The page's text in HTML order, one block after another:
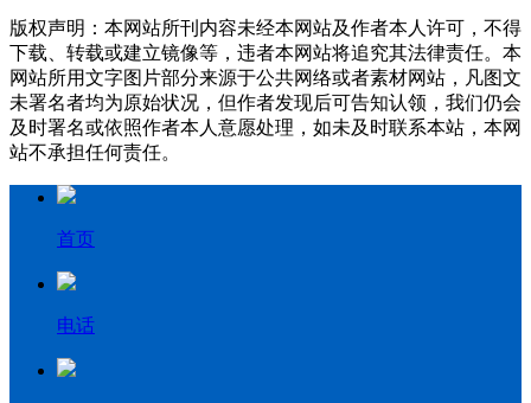
版权声明：本网站所刊内容未经本网站及作者本人许可，不得
下载、转载或建立镜像等，违者本网站将追究其法律责任。本
网站所用文字图片部分来源于公共网络或者素材网站，凡图文
未署名者均为原始状况，但作者发现后可告知认领，我们仍会
及时署名或依照作者本人意愿处理，如未及时联系本站，本网
站不承担任何责任。
首页
电话